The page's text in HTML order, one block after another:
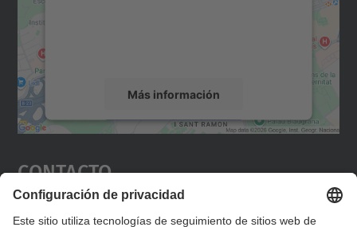
Más información
Aceptar
powered by
Contacto
Editad en la página "Contacto personalizado", que